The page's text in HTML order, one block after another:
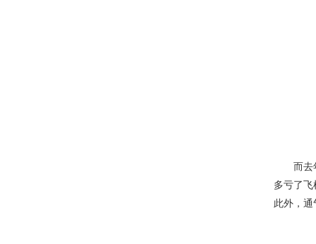
而去
多亏了飞
此外，通